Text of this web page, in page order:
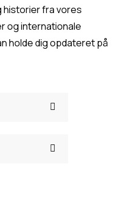
historier fra vores
og internationale
holde dig opdateret på